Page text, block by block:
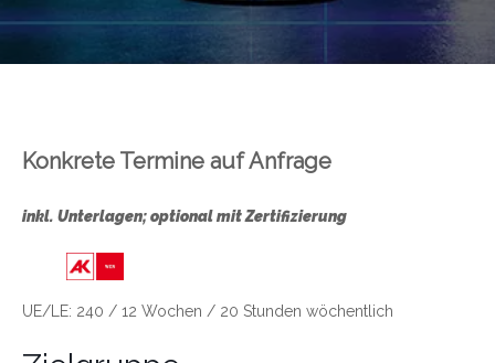
Konkrete Termine auf Anfrage
inkl. Unterlagen; optional mit Zertifizierung
UE/LE: 240 / 12 Wochen / 20 Stunden wöchentlich